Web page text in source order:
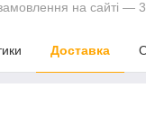
на сайті —
Доставка